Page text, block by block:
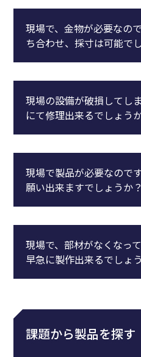
現場で、金物が必要なの
ち合わせ、採寸は可能で
現場の設備が破損してし
にて修理出来るでしょう
現場で製品が必要なので
願い出来ますでしょうか？
現場で、部材がなくなっ
早急に製作出来るでしょ
課題から製品を探す